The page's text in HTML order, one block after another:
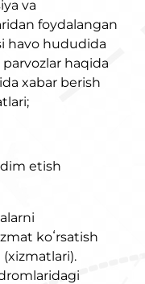
va
foydalangan
havo hududida
haqida
xabar berish
etish
koʻrsatish